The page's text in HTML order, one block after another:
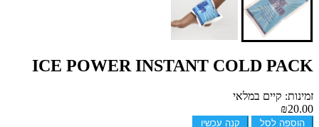
ICE POWER INSTANT COLD PACK
זמינות: קיים במלאי
₪20.00
הוספה לסל קנה עכשיו